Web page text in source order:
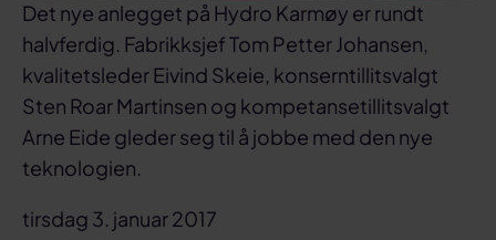
Det nye anlegget på Hydro Karmøy er rundt
halvferdig. Fabrikksjef Tom Petter Johansen,
kvalitetsleder Eivind Skeie, konserntillitsvalgt
Sten Roar Martinsen og kompetansetillitsvalgt
Arne Eide gleder seg til å jobbe med den nye
teknologien.
tirsdag 3. januar 2017